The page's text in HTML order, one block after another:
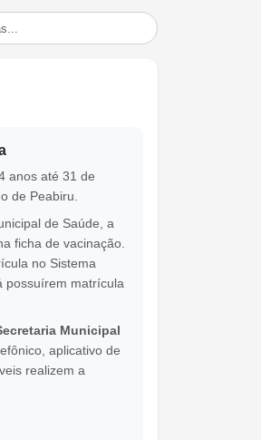
anos até 31 de
de Peabiru.
de Saúde, a
ficha de vacinação.
no Sistema
possuírem matrícula
Municipal
aplicativo de
realizem a